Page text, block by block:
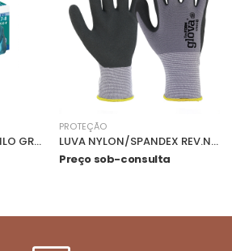
CAIXA 100 LUVAS NITRILO GROSSO S/PO 0703001-S
PROTEÇÃO
LUVA NYLON/SPANDEX REV.NITRILO FOAM MICROFILME 8 - 0701072
Preço sob-consulta